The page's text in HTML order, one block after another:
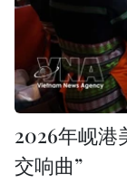
2026年岘港
交响曲”